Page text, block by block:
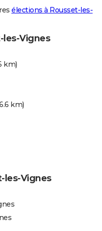
élections à Rousset-les-
les-Vignes
km)
km)
les-Vignes